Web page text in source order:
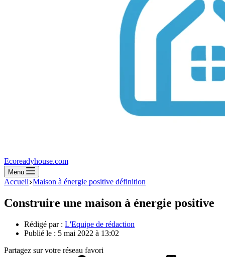
Ecoreadyhouse.com
Menu
Accueil Maison à énergie positive définition
Construire une maison à énergie positive
Rédigé par : L'Equipe de rédaction
Publié le : 5 mai 2022 à 13:02
Partagez sur votre réseau favori